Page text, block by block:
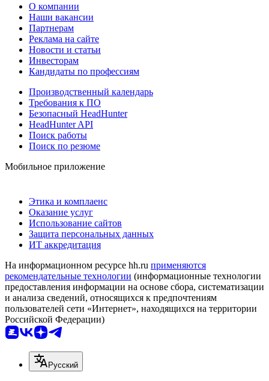
О компании
Наши вакансии
Партнерам
Реклама на сайте
Новости и статьи
Инвесторам
Кандидаты по профессиям
Производственный календарь
Требования к ПО
Безопасный HeadHunter
HeadHunter API
Поиск работы
Поиск по резюме
Мобильное приложение
Этика и комплаенс
Оказание услуг
Использование сайтов
Защита персональных данных
ИТ аккредитация
На информационном ресурсе hh.ru применяются
рекомендательные технологии (информационные технологии
предоставления информации на основе сбора, систематизации
и анализа сведений, относящихся к предпочтениям
пользователей сети «Интернет», находящихся на территории
Российской Федерации)
Русский